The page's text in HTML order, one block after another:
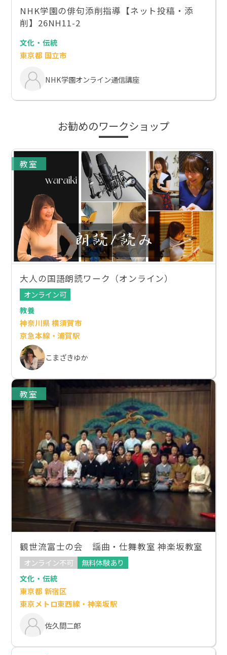
NHK学園の俳句添削指導【ネット投稿・添
削】26NH11-2
文化・伝統
東京都 国立市
NHK学園オンライン通信講座
お勧めのワークショップ
教室
大人の国語朗読ワーク（オンライン）
オンライン可
教養
神奈川県 横須賀市
京急本線・浦賀駅
こまざきゆか
教室
観世流富士の会 謡曲・仕舞教室 神楽坂教室
オンライン不可
無料体験あり
文化・伝統
東京都 新宿区
東京メトロ東西線・神楽坂駅
佐久間二郎